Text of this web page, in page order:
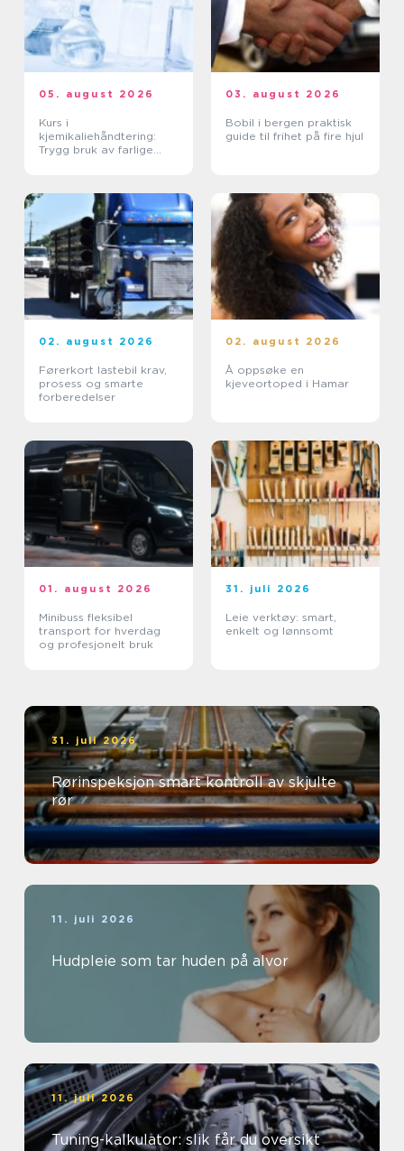
05. august 2026
Kurs i
kjemikaliehåndtering:
Trygg bruk av farlige
03. august 2026
Bobil i bergen praktisk
guide til frihet på fire hjul
02. august 2026
Førerkort lastebil krav,
prosess og smarte
forberedelser
02. august 2026
Å oppsøke en
kjeveortoped i Hamar
01. august 2026
Minibuss fleksibel
transport for hverdag
og profesjonelt bruk
31. juli 2026
Leie verktøy: smart,
enkelt og lønnsomt
31. juli 2026
Rørinspeksjon smart kontroll av skjulte
rør
11. juli 2026
Hudpleie som tar huden på alvor
11. juli 2026
Tuning-kalkulator: slik får du oversikt